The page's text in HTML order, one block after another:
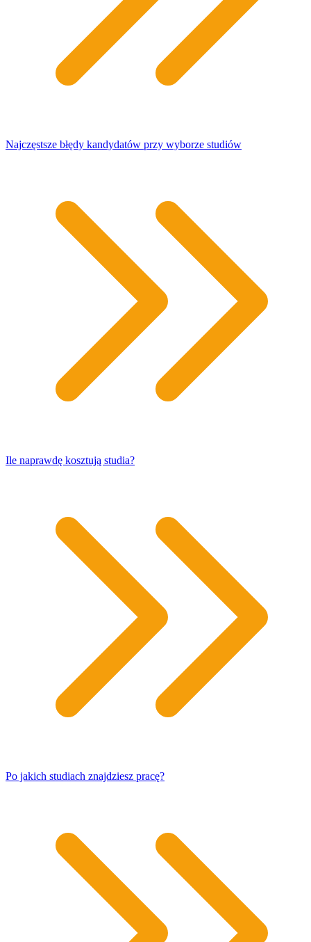
Najczęstsze błędy kandydatów przy wyborze studiów
​Ile naprawdę kosztują studia?
Po jakich studiach znajdziesz pracę?